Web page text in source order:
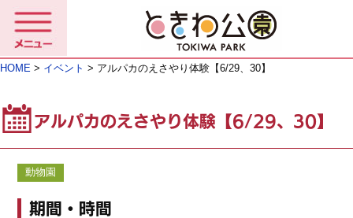
HOME > イベント > アルパカのえさやり体験【6/29、30】
アルパカのえさやり体験【6/29、30】
動物園
期間・時間